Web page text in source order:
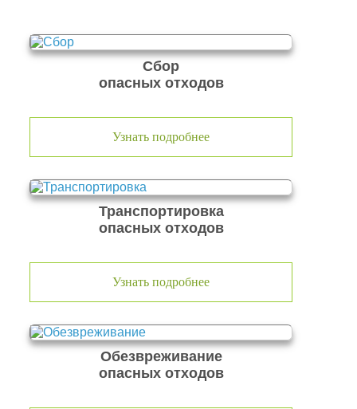
Сбор
опасных отходов
Узнать подробнее
Транспортировка
опасных отходов
Узнать подробнее
Обезвреживание
опасных отходов